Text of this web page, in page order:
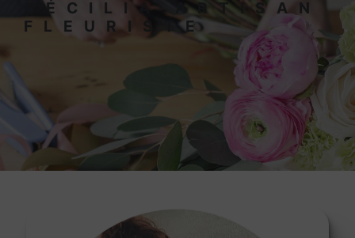
CÉCILIA ARTISAN
FLEURISTE